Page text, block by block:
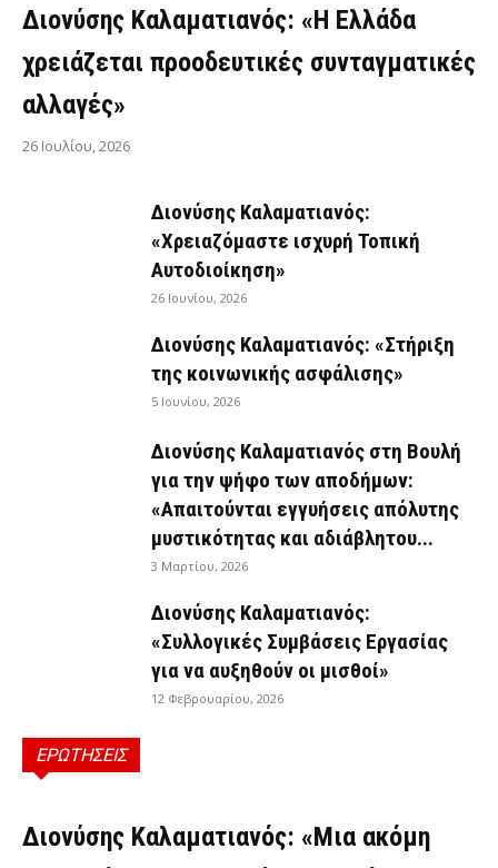
Διονύσης Καλαματιανός: «Η Ελλάδα
χρειάζεται προοδευτικές συνταγματικές
αλλαγές»
26 Ιουλίου, 2026
Διονύσης Καλαματιανός:
«Χρειαζόμαστε ισχυρή Τοπική
Αυτοδιοίκηση»
26 Ιουνίου, 2026
Διονύσης Καλαματιανός: «Στήριξη
της κοινωνικής ασφάλισης»
5 Ιουνίου, 2026
Διονύσης Καλαματιανός στη Βουλή
για την ψήφο των αποδήμων:
«Απαιτούνται εγγυήσεις απόλυτης
μυστικότητας και αδιάβλητου...
3 Μαρτίου, 2026
Διονύσης Καλαματιανός:
«Συλλογικές Συμβάσεις Εργασίας
για να αυξηθούν οι μισθοί»
12 Φεβρουαρίου, 2026
ΕΡΩΤΗΣΕΙΣ
ΕΡΩΤΉΣΕΙΣ
Διονύσης Καλαματιανός: «Μια ακόμη